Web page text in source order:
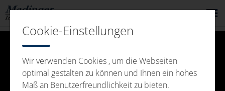
Cookie-Einstellungen
Wir verwenden Cookies , um die Webseiten
optimal gestalten zu können und Ihnen ein hohes
Maß an Benutzerfreundlichkeit zu bieten.